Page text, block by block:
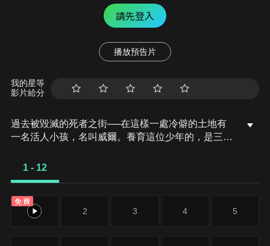
請先登入
播放預告片
我的星等
影片給分
過去被毀滅的死者之街──在這樣一處冷僻的土地有
一名活人小孩，名叫威爾。養育這位少年的，是三名
伊瑪莉以及乖僻的魔法師幽靈古斯。在三人的教育與
界盡頭之街的祕密終被威爾解開。善良之神們的愛與
慈悲，邪惡之神們的偏執與瘋狂。「這是約定。雖然
1 - 12
免費
1 2 3 4 5